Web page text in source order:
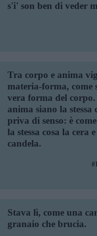
s'i' son ben di veder
Tra corpo e anima
materia-forma, come
vera forma del corpo.
anima siano la stessa
priva di senso: è
la stessa cosa la cera
candela.
Stava lì, come una
granaio che brucia.